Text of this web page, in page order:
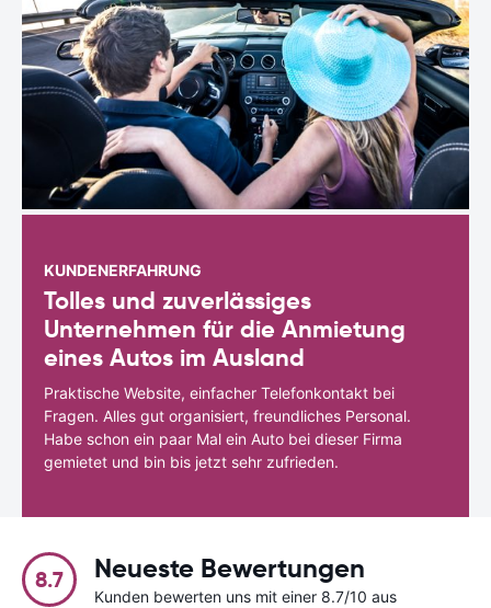
KUNDENERFAHRUNG
Tolles und zuverlässiges
Unternehmen für die Anmietung
eines Autos im Ausland
Praktische Website, einfacher Telefonkontakt bei
Fragen. Alles gut organisiert, freundliches Personal.
Habe schon ein paar Mal ein Auto bei dieser Firma
gemietet und bin bis jetzt sehr zufrieden.
8.7 Neueste Bewertungen
Kunden bewerten uns mit einer 8.7/10 aus